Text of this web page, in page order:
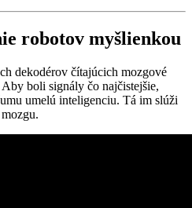
robotov myšlienkou
dekodérov čítajúcich mozgové
boli signály čo najčistejšie,
umelú inteligenciu. Tá im slúži